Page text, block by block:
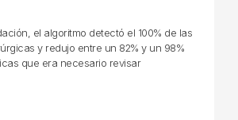
el algoritmo detectó el 100% de las
y redujo entre un 82% y un 98%
que era necesario revisar